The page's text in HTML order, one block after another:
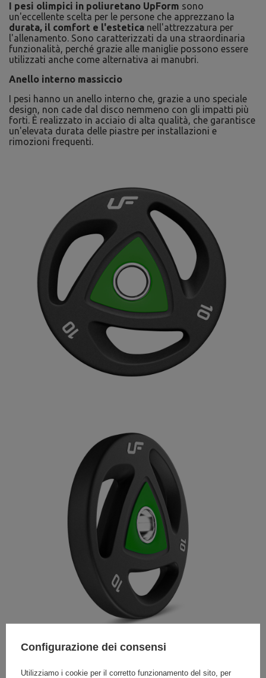
I pesi olimpici in poliuretano UpForm sono
un'eccellente scelta per le persone che apprezzano la
durata, il comfort e l'estetica nell'attrezzatura per
l'allenamento. Sono caratterizzati da una straordinaria
funzionalità, perché grazie alle maniglie possono essere
utilizzati anche come alternativa ai manubri.
Anello interno massiccio
I pesi hanno un anello interno che, grazie a uno speciale
design, non cade dal disco nemmeno con gli impatti più
forti. È realizzato in acciaio di alta qualità, che garantisce
un'elevata durata delle piastre per installazioni e
rimozioni frequenti.
Durezza e comfort
Configurazione dei consensi
Utilizziamo i cookie per il corretto funzionamento del sito, per